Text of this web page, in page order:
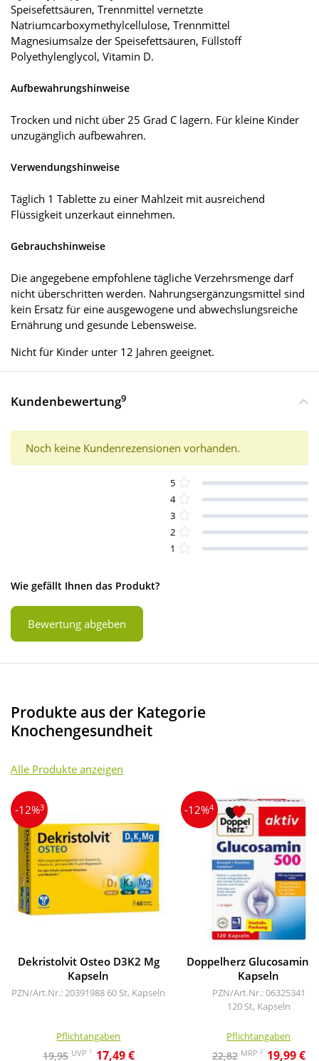
Speisefettsäuren, Trennmittel vernetzte
Natriumcarboxymethylcellulose, Trennmittel
Magnesiumsalze der Speisefettsäuren, Füllstoff
Polyethylenglycol, Vitamin D.
Aufbewahrungshinweise
Trocken und nicht über 25 Grad C lagern. Für kleine Kinder
unzugänglich aufbewahren.
Verwendungshinweise
Täglich 1 Tablette zu einer Mahlzeit mit ausreichend
Flüssigkeit unzerkaut einnehmen.
Gebrauchshinweise
Die angegebene empfohlene tägliche Verzehrsmenge darf
nicht überschritten werden. Nahrungsergänzungsmittel sind
kein Ersatz für eine ausgewogene und abwechslungsreiche
Ernährung und gesunde Lebensweise.
Nicht für Kinder unter 12 Jahren geeignet.
Kundenbewertung9
Noch keine Kundenrezensionen vorhanden.
5
4
3
2
1
Wie gefällt Ihnen das Produkt?
Bewertung abgeben
Produkte aus der Kategorie
Knochengesundheit
Alle Produkte anzeigen
-12%3
Dekristolvit Osteo D3K2 Mg
Kapseln
PZN/Art.Nr.: 20391988 60 St, Kapseln
Pflichtangaben
19,95 UVP 1 17,49 €
-12%4
Doppelherz Glucosamin
Kapseln
PZN/Art.Nr.: 06325341
120 St, Kapseln
Pflichtangaben
22,82 MRP 2 19,99 €